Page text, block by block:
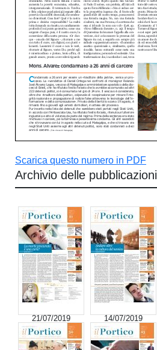
Scarica questo numero in PDF
Archivio delle pubblicazioni
21/07/2019 14/07/2019